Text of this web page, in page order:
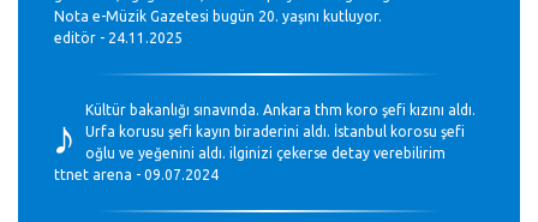
Nota e-Müzik Gazetesi bugün 20. yaşını kutluyor.
editör - 24.11.2025
♪
Kültür bakanlığı sınavında. Ankara thm koro şefi kızını aldı.
Urfa korusu şefi kayın biraderini aldı. İstanbul korosu şefi
oğlu ve yeğenini aldı. ilginizi çekerse detay verebilirim
ttnet arena - 09.07.2024